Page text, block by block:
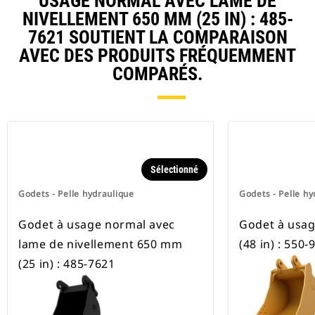
NIVELLEMENT 650 MM (25 IN) : 485-
7621 SOUTIENT LA COMPARAISON
AVEC DES PRODUITS FRÉQUEMMENT
COMPARÉS.
Godets - Pelle hydraulique
Sélectionné
Godet à usage normal avec
lame de nivellement 650 mm
(25 in) : 485-7621
Godets - Pelle
Godet à
(48 in) : 550-